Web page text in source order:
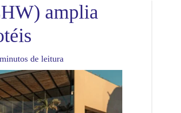
amplia
de leitura